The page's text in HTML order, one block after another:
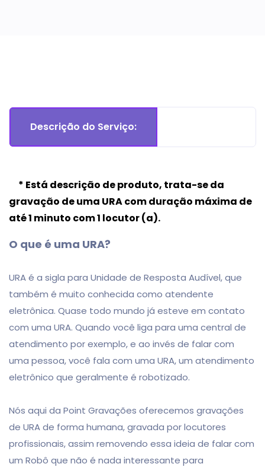
Descrição do Serviço:
* Está descrição de produto, trata-se da
gravação de uma URA com duração máxima de
até 1 minuto com 1 locutor (a).
O que é uma URA?
URA é a sigla para Unidade de Resposta Audível, que
também é muito conhecida como atendente
eletrônica. Quase todo mundo já esteve em contato
com uma URA. Quando você liga para uma central de
atendimento por exemplo, e ao invés de falar com
uma pessoa, você fala com uma URA, um atendimento
eletrônico que geralmente é robotizado.
Nós aqui da Point Gravações oferecemos gravações
de URA de forma humana, gravada por locutores
profissionais, assim removendo essa ideia de falar com
um Robô que não é nada interessante para